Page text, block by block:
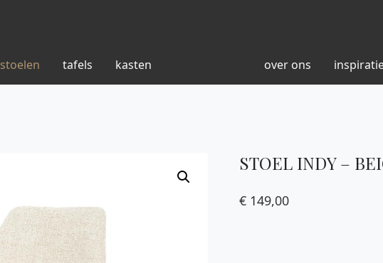
stoelen tafels kasten over ons
STOEL INDY –
€ 149,00